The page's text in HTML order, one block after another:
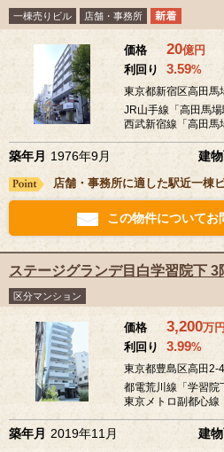
一棟売りビル 店舗・事務所
価格 20億円
利回り
3.59%
東京都新宿区高田馬
JR山手線「高田馬
西武新宿線「高田馬
築年月 1976年9月 建
店舗・事務所に適した駅近一棟
この物件についてお
ステージグランデ目白学習院下 3
区分マンション
価格 3,200万円
利回り
3.99%
東京都豊島区高田2-
都電荒川線「学習院
東京メトロ副都心線
築年月 2019年11月 建